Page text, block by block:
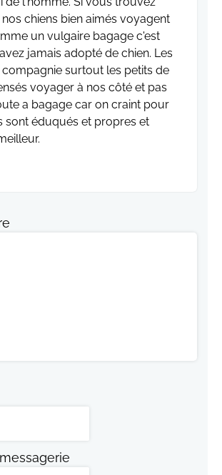
chiens bien aimés voyagent
un vulgaire bagage c'est
jamais adopté de chien. Les
surtout les petits de
voyager à nos côté et pas
a bagage car on craint pour
sont éduqués et propres et